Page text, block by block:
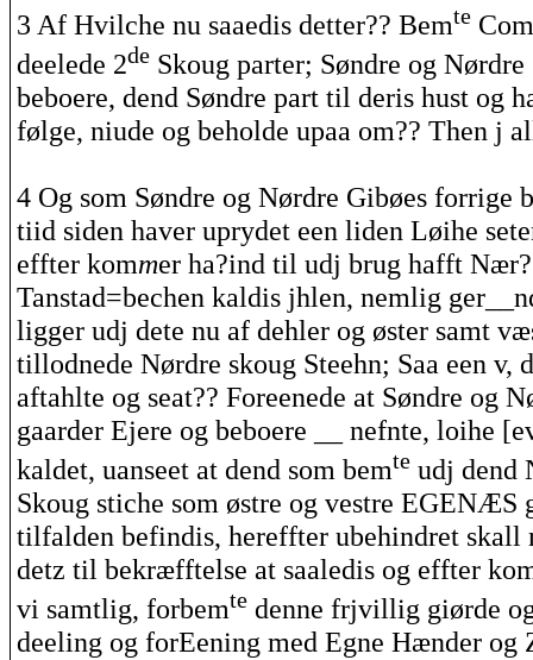
3 Af Hvilche nu saaedisdetter?? Bemte
deelede 2de Skoug parter; Søndre og Nørdre
beboere, dend Søndre part til derishust og
følge, niude og beholde upaa om?? Then j
4 Og som Søndre og Nørdre Gibøesforrige
tiid siden haver uprydet een liden Løihe
effterkommer ha?ind til udj brug hafft
Tanstad=bechen kaldis jhlen, nemlig ger__
ligger udj dete nu af dehlerog østersamt
tillodnede Nørdre skoug Steehn; Saa een v,
aftahlte og seat?? Foreenede at Søndre og
gaarder Ejere og beboere __ nefnte, loihe
kaldet, uanseetat dend som bemte udj dend
Skoug stiche som østre og vestre EGENÆS
tilfalden befindis, hereffter ubehindretskall
detz til bekræfftelse at saaledisog effter
vi samtlig, forbemtedenne frjvillig giørde
deeling og forEening med Egne Hænderog